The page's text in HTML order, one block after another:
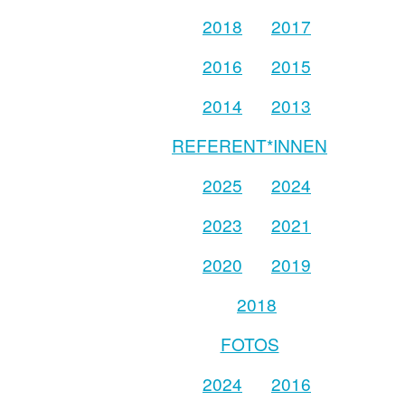
2018
2017
2016
2015
2014
2013
REFERENT*INNEN
2025
2024
2023
2021
2020
2019
2018
FOTOS
2024
2016